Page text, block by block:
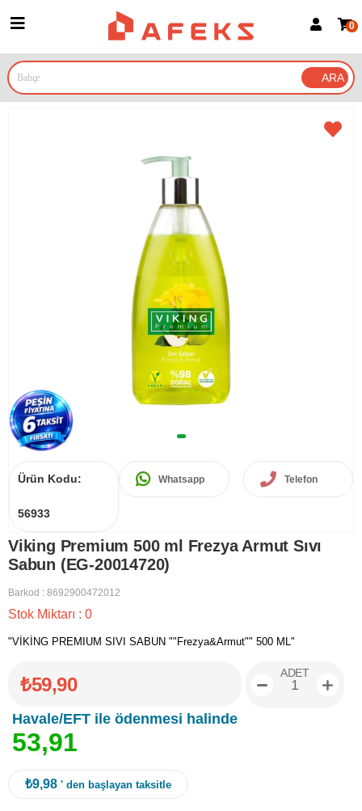
Google İle Bağlan
0
Ürün Kodu:
56933
Whatsapp Telefon
Viking Premium 500 ml Frezya Armut Sıvı
Sabun (EG-20014720)
Barkod : 8692900472012
Stok Miktarı : 0
"VİKİNG PREMIUM SIVI SABUN ""Frezya&Armut"" 500 ML"
₺59,90
Havale/EFT ile ödenmesi halinde
53,91
ADET
₺9,98 ' den başlayan taksitle